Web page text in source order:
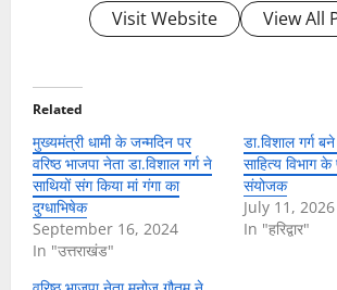
Visit Website View All
Related
मुख्यमंत्री धामी के जन्मदिन पर
वरिष्ठ भाजपा नेता डा.विशाल गर्ग ने
साथियों संग किया मां गंगा का
दुग्धाभिषेक
September 16, 2024
In "उत्तराखंड"
डा.विशाल गर्ग
साहित्य विभाग
संयोजक
July 11, 2026
In "हरिद्वार"